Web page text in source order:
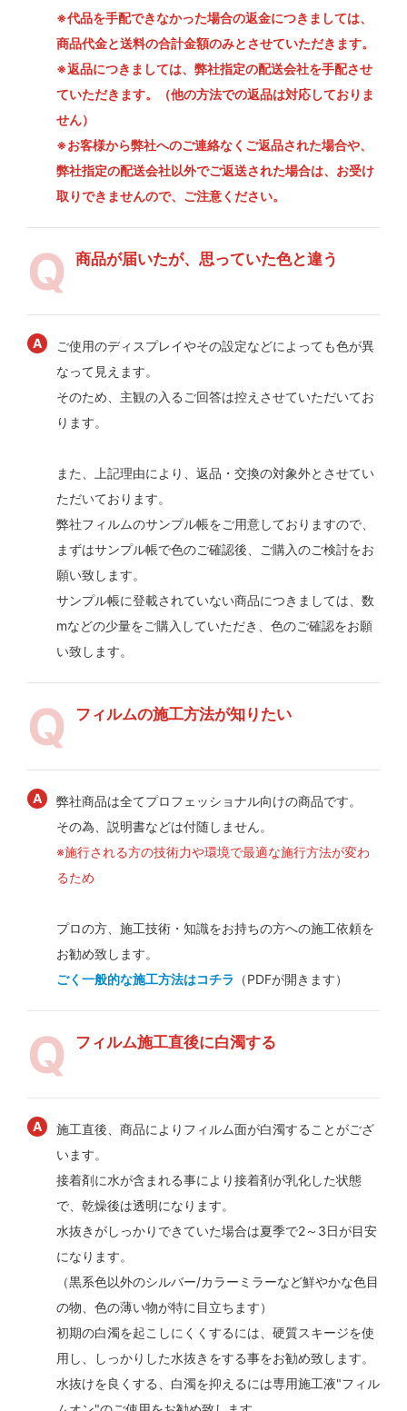
※代品を手配できなかった場合の返金につきましては、
商品代金と送料の合計金額のみとさせていただきます。
※返品につきましては、弊社指定の配送会社を手配させ
ていただきます。（他の方法での返品は対応しておりま
せん）
※お客様から弊社へのご連絡なくご返品された場合や、
弊社指定の配送会社以外でご返送された場合は、お受け
取りできませんので、ご注意ください。
商品が届いたが、思っていた色と違う
ご使用のディスプレイやその設定などによっても色が異
なって見えます。
そのため、主観の入るご回答は控えさせていただいてお
ります。
また、上記理由により、返品・交換の対象外とさせてい
ただいております。
弊社フィルムのサンプル帳をご用意しておりますので、
まずはサンプル帳で色のご確認後、ご購入のご検討をお
願い致します。
サンプル帳に登載されていない商品につきましては、数
mなどの少量をご購入していただき、色のご確認をお願
い致します。
フィルムの施工方法が知りたい
弊社商品は全てプロフェッショナル向けの商品です。
その為、説明書などは付随しません。
※施行される方の技術力や環境で最適な施行方法が変わ
るため
プロの方、施工技術・知識をお持ちの方への施工依頼を
お勧め致します。
ごく一般的な施工方法はコチラ （PDFが開きます）
フィルム施工直後に白濁する
施工直後、商品によりフィルム面が白濁することがござ
います。
接着剤に水が含まれる事により接着剤が乳化した状態
で、乾燥後は透明になります。
水抜きがしっかりできていた場合は夏季で2～3日が目安
になります。
（黒系色以外のシルバー/カラーミラーなど鮮やかな色目
の物、色の薄い物が特に目立ちます）
初期の白濁を起こしにくくするには、硬質スキージを使
用し、しっかりした水抜きをする事をお勧め致します。
水抜けを良くする、白濁を抑えるには専用施工液"フィル